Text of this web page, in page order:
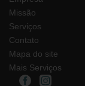
Missão
Serviços
Contato
Mapa do site
Mais Serviços